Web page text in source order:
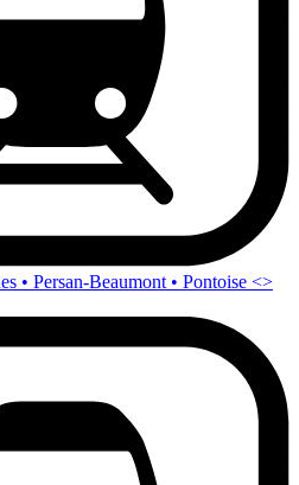
• Persan-Beaumont • Pontoise <>︎